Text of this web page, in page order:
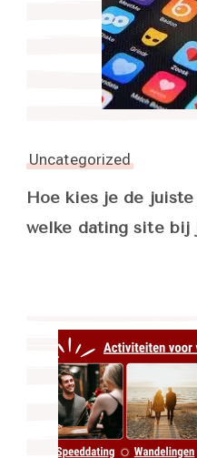
Uncategorized
Hoe kies je de
welke dating site bij